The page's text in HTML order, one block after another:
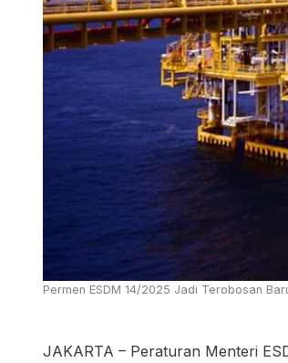
Permen ESDM 14/2025 Jadi Terobosan
JAKARTA – Peraturan Menteri